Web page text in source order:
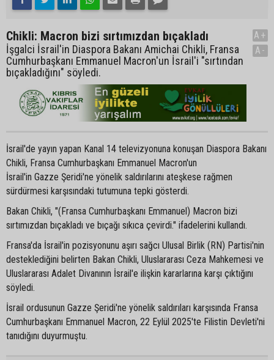
Chikli: Macron bizi sırtımızdan bıçakladı
İşgalci İsrail'in Diaspora Bakanı Amichai Chikli, Fransa
Cumhurbaşkanı Emmanuel Macron'un İsrail'i "sırtından
bıçakladığını" söyledi.
A+
A-
İsrail'de yayın yapan Kanal 14 televizyonuna konuşan Diaspora Bakanı
Chikli, Fransa Cumhurbaşkanı Emmanuel Macron'un
İsrail'in Gazze Şeridi'ne yönelik saldırılarını ateşkese rağmen
sürdürmesi karşısındaki tutumuna tepki gösterdi.
Bakan Chikli, "(Fransa Cumhurbaşkanı Emmanuel) Macron bizi
sırtımızdan bıçakladı ve bıçağı sıkıca çevirdi." ifadelerini kullandı.
Fransa'da İsrail'in pozisyonunu aşırı sağcı Ulusal Birlik (RN) Partisi'nin
desteklediğini belirten Bakan Chikli, Uluslararası Ceza Mahkemesi ve
Uluslararası Adalet Divanının İsrail'e ilişkin kararlarına karşı çıktığını
söyledi.
İsrail ordusunun Gazze Şeridi'ne yönelik saldırıları karşısında Fransa
Cumhurbaşkanı Emmanuel Macron, 22 Eylül 2025'te Filistin Devleti'ni
tanıdığını duyurmuştu.